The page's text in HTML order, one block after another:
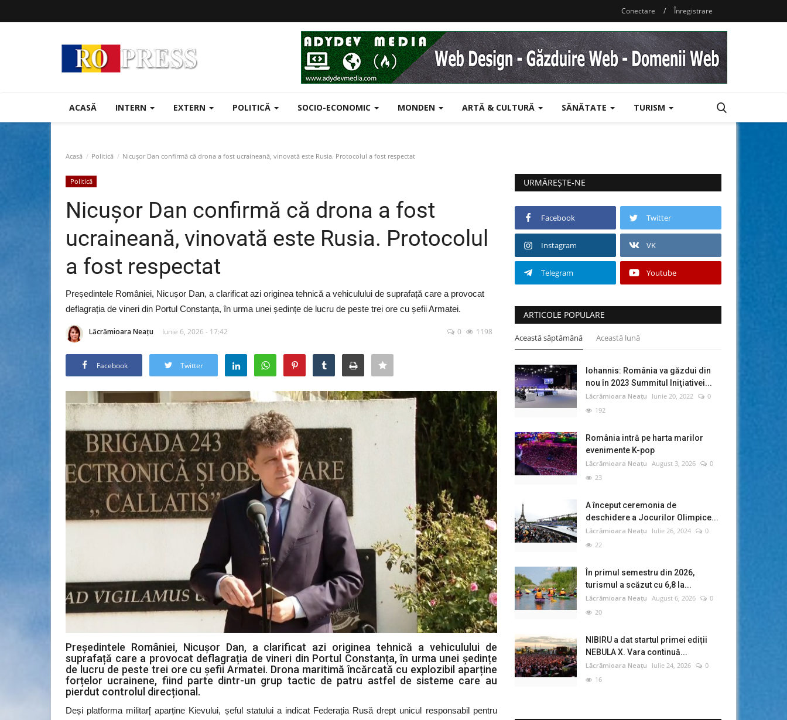
Conectare / Înregistrare
ACASĂ INTERN EXTERN POLITICĂ SOCIO-ECONOMIC MONDEN ARTĂ & CULTURĂ SĂNĂTATE TURISM
Acasă Politică Nicușor Dan confirmă că drona a fost ucraineană, vinovată este Rusia. Protocolul a fost respectat
Politică
Nicușor Dan confirmă că drona a fost
ucraineană, vinovată este Rusia. Protocolul
a fost respectat
Președintele României, Nicușor Dan, a clarificat azi originea tehnică a vehiculului de suprafață care a provocat
deflagrația de vineri din Portul Constanța, în urma unei ședințe de lucru de peste trei ore cu șefii Armatei.
Lăcrămioara Neațu Iunie 6, 2026 - 17:42 0 1198
Facebook Twitter
Președintele României, Nicușor Dan, a clarificat azi originea tehnică a vehiculului de
suprafață care a provocat deflagrația de vineri din Portul Constanța, în urma unei ședințe
de lucru de peste trei ore cu șefii Armatei. Drona maritimă încărcată cu explozibil aparține
forțelor ucrainene, fiind parte dintr-un grup tactic de patru astfel de sisteme care au
pierdut controlul direcțional.
Deși platforma militar[ aparține Kievului, șeful statului a indicat Federația Rusă drept unicul responsabil pentru
URMĂREȘTE-NE
Facebook Twitter
Instagram VK
Telegram Youtube
ARTICOLE POPULARE
Această săptămână Această lună
Iohannis: România va găzdui din
nou în 2023 Summitul Iniţiativei...
Lăcrămioara Neațu Iunie 20, 2022
0
192
România intră pe harta marilor
evenimente K-pop
Lăcrămioara Neațu August 3, 2026
0
23
A început ceremonia de
deschidere a Jocurilor Olimpice...
Lăcrămioara Neațu Iulie 26, 2024
0
22
În primul semestru din 2026,
turismul a scăzut cu 6,8 la...
Lăcrămioara Neațu August 6, 2026
0
20
NIBIRU a dat startul primei ediții
NEBULA X. Vara continuă...
Lăcrămioara Neațu Iulie 24, 2026
0
16